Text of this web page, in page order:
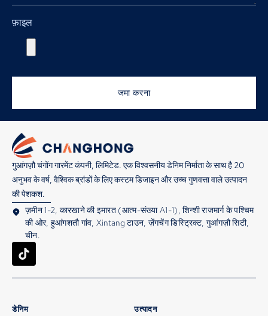
फ़ाइल
जमा करना
गुआंगज़ौ चंगोंग गारमेंट कंपनी, लिमिटेड. एक विश्वसनीय डेनिम निर्माता के साथ है 20
अनुभव के वर्ष, वैश्विक ब्रांडों के लिए कस्टम डिजाइन और उच्च गुणवत्ता वाले उत्पादन
की पेशकश.
ज़मीन 1-2, कारखाने की इमारत (आत्म-संख्या A1-1), शिन्शी राजमार्ग के पश्चिम
की ओर, हुआंगशतौ गांव, Xintang टाउन, ज़ेंगचेंग डिस्ट्रिक्ट, गुआंगज़ौ सिटी,
चीन.
डेनिम उत्पादन